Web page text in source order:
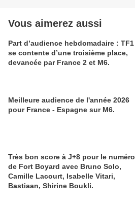
Vous aimerez aussi
Part d’audience hebdomadaire : TF1
se contente d’une troisième place,
devancée par France 2 et M6.
Meilleure audience de l'année 2026
pour France - Espagne sur M6.
Très bon score à J+8 pour le numéro
de Fort Boyard avec Bruno Solo,
Camille Lacourt, Isabelle Vitari,
Bastiaan, Shirine Boukli.